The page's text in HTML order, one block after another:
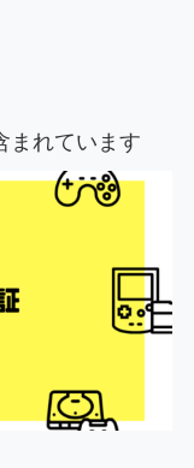
まれています